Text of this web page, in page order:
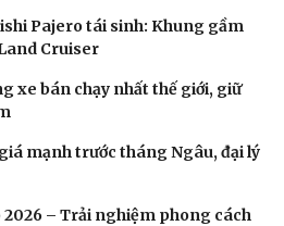
Pajero tái sinh: Khung gầm
Cruiser
xe bán chạy nhất thế giới, giữ
mạnh trước tháng Ngâu, đại lý
2026 – Trải nghiệm phong cách